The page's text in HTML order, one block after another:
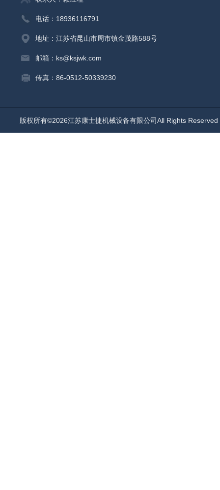
电话：18936116791
地址：江苏省昆山市周市镇金茂路588号
邮箱：ks@ksjwk.com
传真：86-0512-50339230
版权所有©2026江苏康士捷机械设备有限公司All Rights